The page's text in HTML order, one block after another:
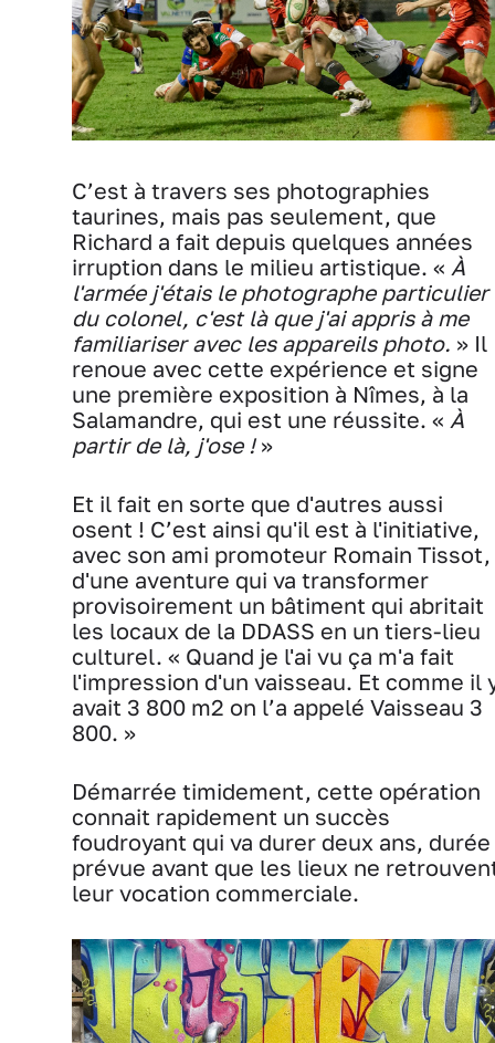
C’est à travers ses photographies
taurines, mais pas seulement, que
Richard a fait depuis quelques années
irruption dans le milieu artistique. « À
l'armée j'étais le photographe particulier
du colonel, c'est là que j'ai appris à me
familiariser avec les appareils photo. » Il
renoue avec cette expérience et signe
une première exposition à Nîmes, à la
Salamandre, qui est une réussite. « À
partir de là, j'ose !»
Et il fait en sorte que d'autres aussi
osent ! C’est ainsi qu'il est à l'initiative,
avec son ami promoteur Romain Tissot,
d'une aventure qui va transformer
provisoirement un bâtiment qui abritait
les locaux de la DDASS en un tiers-lieu
culturel. « Quand je l'ai vu ça m'a fait
l'impression d'un vaisseau. Et comme il
avait 3 800 m2 on l’a appelé Vaisseau 3
800. »
Démarrée timidement, cette opération
connait rapidement un succès
foudroyant qui va durer deux ans, durée
prévue avant que les lieux ne
leur vocation commerciale.